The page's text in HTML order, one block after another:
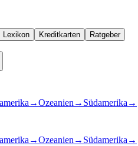
Lexikon Kreditkarten Ratgeber
→Ozeanien → Südamerika →
→Ozeanien → Südamerika →